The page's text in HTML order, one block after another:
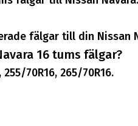
fälgar till din Nissan
16 tums fälgar?
70R16, 265/70R16.